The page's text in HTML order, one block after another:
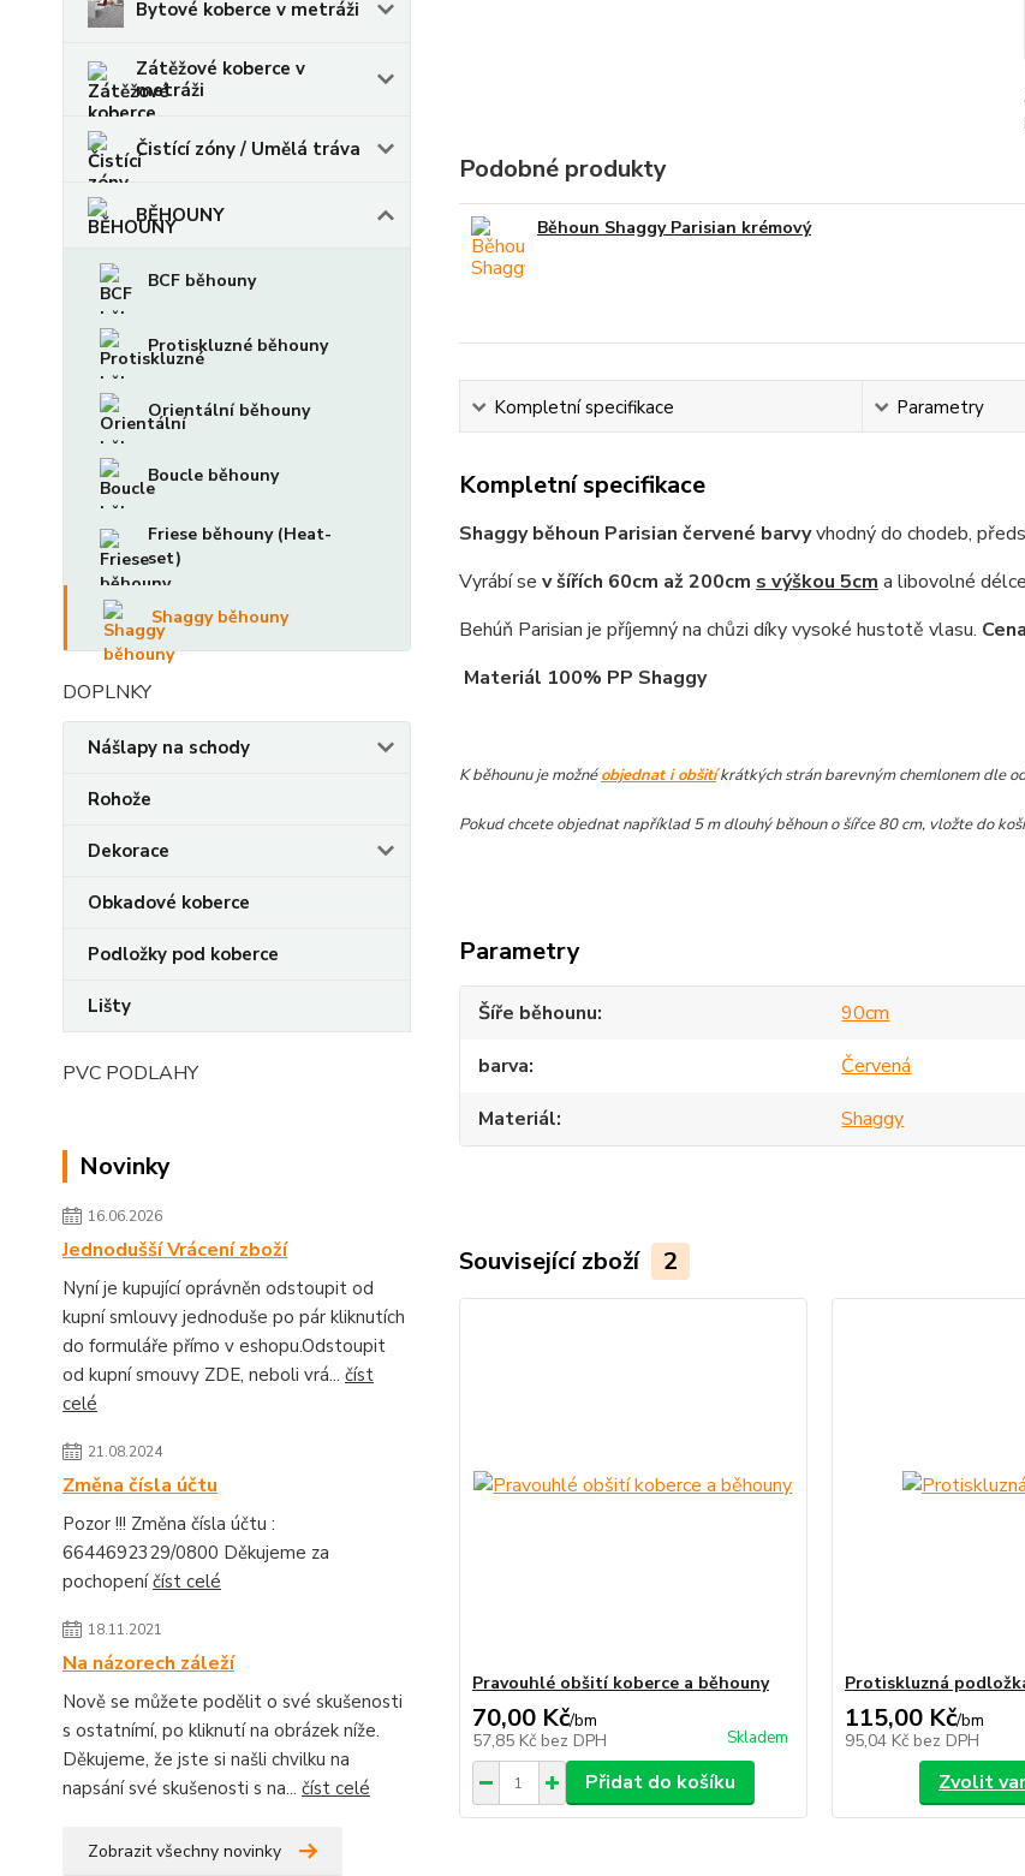
Bytové koberce v metráži
Zátěžové koberce v
metráži
Čistící zóny / Umělá tráva
BĚHOUNY
BCF běhouny
Protiskluzné běhouny
Orientální běhouny
Boucle běhouny
Friese běhouny (Heat-
set)
Shaggy běhouny
DOPLNKY
Nášlapy na schody
Rohože
Dekorace
Obkadové koberce
Podložky pod koberce
Lišty
PVC PODLAHY
Novinky
16.06.2026
Jednodušší Vrácení zboží
Nyní je kupující oprávněn odstoupit od
kupní smlouvy jednoduše po pár kliknutích
do formuláře přímo v eshopu.Odstoupit
od kupní smouvy ZDE, neboli vrá... číst
celé
21.08.2024
Změna čísla účtu
Pozor !!! Změna čísla účtu :
6644692329/0800 Děkujeme za
pochopeníčíst celé
18.11.2021
Na názorech záleží
Nově se můžete podělit o své skušenosti
s ostatnímí, po kliknutí na obrázek níže.
Děkujeme, že jste si našli chvilku na
napsání své skušenosti s na... číst celé
Zobrazit všechny novinky
Podobné produkty
Běhoun Shaggy Parisian krémový
Kompletní specifikace Parametry
Kompletní specifikace
Shaggy běhoun Parisian červené barvyvhodný do chodeb,
Vyrábí se v šířích 60cm až 200cm s výškou 5cm a libovolné
Behúň Parisian je příjemný na chůzi díky vysoké hustotě vlasu.
Materiál 100% PP Shaggy
K běhounu je možnéobjednat i obšitíkrátkých strán barevným chemlonem dle
Pokud chcete objednat například 5 m dlouhý běhoun o šířce 80 cm, vložte do
Parametry
Šíře běhounu
90cm
barva
Červená
Materiál
Shaggy
Související zboží 2
Pravouhlé obšití koberce a běhouny
70,00 Kč/bm
57,85 Kč bez DPH Skladem
Přidat do košíku
Protiskluzná
115,00 Kč/bm
95,04 Kč bez DPH
Zvolit